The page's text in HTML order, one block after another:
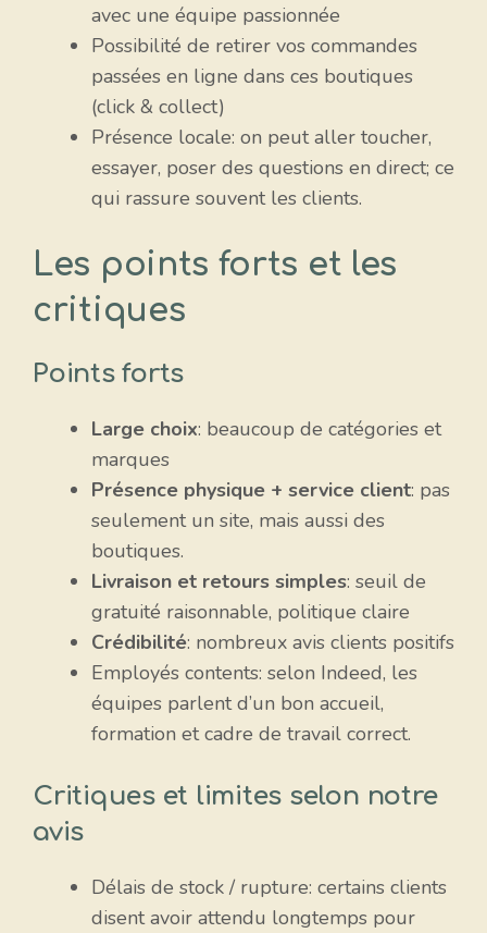
avec une équipe passionnée
Possibilité de retirer vos commandes
passées en ligne dans ces boutiques
(click & collect)
Présence locale: on peut aller toucher,
essayer, poser des questions en direct; ce
qui rassure souvent les clients.
Les points forts et les
critiques
Points forts
Large choix: beaucoup de catégories et
marques
Présence physique + service client: pas
seulement un site, mais aussi des
boutiques.
Livraison et retours simples: seuil de
gratuité raisonnable, politique claire
Crédibilité: nombreux avis clients positifs
Employés contents: selon Indeed, les
équipes parlent d’un bon accueil,
formation et cadre de travail correct.
Critiques et limites selon notre
avis
Délais de stock / rupture: certains clients
disent avoir attendu longtemps pour